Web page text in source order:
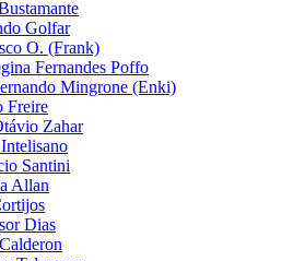
Golfar
O. (Frank)
Fernandes Poffo
Mingrone (Enki)
Freire
Zahar
Santini
Allan
Dias